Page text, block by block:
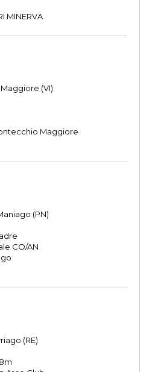
MINERVA
(VI)
Maggiore
(PN)
CO/AN
(RE)